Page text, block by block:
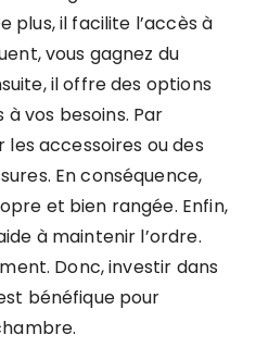
plus, il facilite l’accès à
vous gagnez du
il offre des options
vos besoins. Par
accessoires ou des
En conséquence,
et bien rangée. Enfin,
à maintenir l’ordre.
Donc, investir dans
bénéfique pour